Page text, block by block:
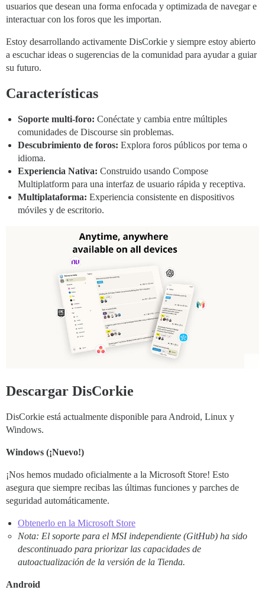
usuarios que desean una forma enfocada y optimizada de navegar e
interactuar con los foros que les importan.
Estoy desarrollando activamente DisCorkie y siempre estoy abierto
a escuchar ideas o sugerencias de la comunidad para ayudar a guiar
su futuro.
Características
Soporte multi-foro: Conéctate y cambia entre múltiples
comunidades de Discourse sin problemas.
Descubrimiento de foros: Explora foros públicos por tema o
idioma.
Experiencia Nativa: Construido usando Compose
Multiplatform para una interfaz de usuario rápida y receptiva.
Multiplataforma: Experiencia consistente en dispositivos
móviles y de escritorio.
Descargar DisCorkie
DisCorkie está actualmente disponible para Android, Linux y
Windows.
Windows (¡Nuevo!)
¡Nos hemos mudado oficialmente a la Microsoft Store! Esto
asegura que siempre recibas las últimas funciones y parches de
seguridad automáticamente.
Obtenerlo en la Microsoft Store
Nota: El soporte para el MSI independiente (GitHub) ha sido
descontinuado para priorizar las capacidades de
autoactualización de la versión de la Tienda.
Android